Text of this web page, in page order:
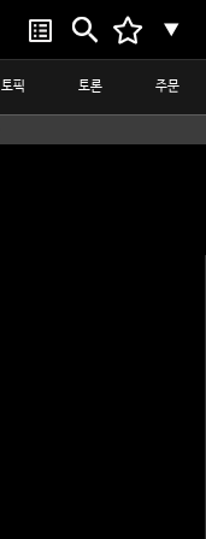
▼
토픽 토론 주문